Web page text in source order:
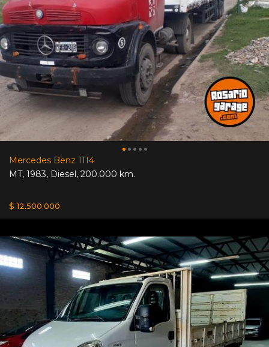
Mercedes Benz 1114
MT, 1983, Diesel, 200.000 km.
$ 12.500.000